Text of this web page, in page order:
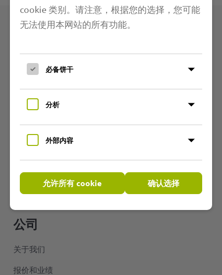
产品组
灵活的PVC软管
耐温软管
用于空调技术的胶管
配件
公司
关于我们
报价和业绩
cookie 类别。请注意，根据您的选择，您可能
无法使用本网站的所有功能。
必备饼干
分析
外部内容
允许所有 cookie 确认选择